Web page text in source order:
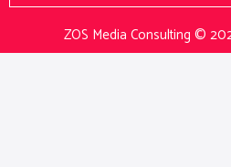
ZOS Media Consulting ©